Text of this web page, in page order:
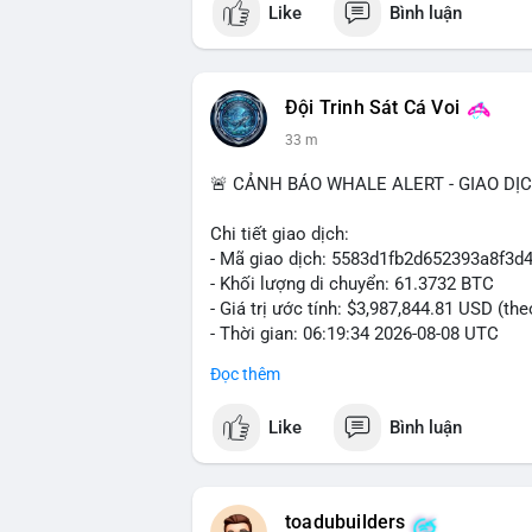
#vlikevn #titanbot
Like Bình luận
Đội Trinh Sát Cá Voi
33 m
🚨 CẢNH BÁO WHALE ALERT - GIAO
Chi tiết giao dịch:
- Mã giao dịch:
- Khối lượng di chuyển: 61.3732 BTC
- Giá trị ước tính: $3,987,844.81 USD
- Thời gian: 06:19:34 2026-08-08 UTC
Nhận định phân tích hành vi của Cá voi
một tổ chức lớn hoặc cá voi đang tái
động thái này có thể là hành động
thuộc sàn, đây là tín hiệu tích lũy dài
Đọc thêm
Like Bình luận
toadubuilders